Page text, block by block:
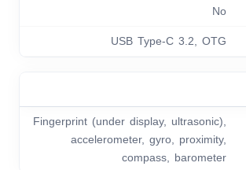
No
USB Type-C 3.2, OTG
Fingerprint (under display, ultrasonic),
accelerometer, gyro, proximity,
compass, barometer